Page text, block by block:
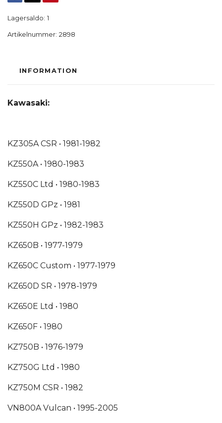
Lagersaldo: 1
Artikelnummer: 2898
INFORMATION
Kawasaki:
KZ305A CSR • 1981-1982
KZ550A • 1980-1983
KZ550C Ltd • 1980-1983
KZ550D GPz • 1981
KZ550H GPz • 1982-1983
KZ650B • 1977-1979
KZ650C Custom • 1977-1979
KZ650D SR • 1978-1979
KZ650E Ltd • 1980
KZ650F • 1980
KZ750B • 1976-1979
KZ750G Ltd • 1980
KZ750M CSR • 1982
VN800A Vulcan • 1995-2005